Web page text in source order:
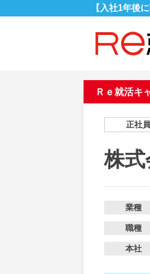
【入社1年後
Ｒｅ就活キ
正社員
株式
業種
職種
本社